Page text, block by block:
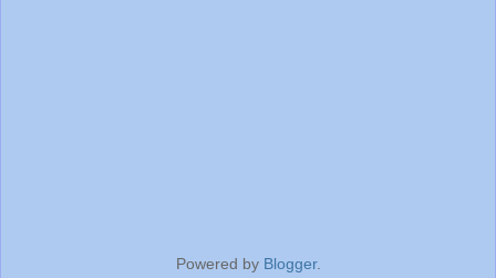
Powered by Blogger.